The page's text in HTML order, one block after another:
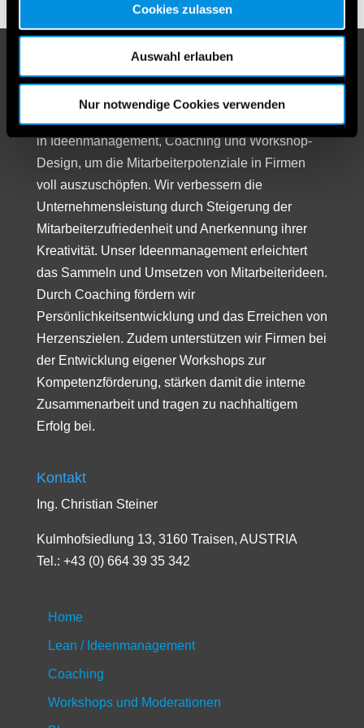
Cookies zulassen
Auswahl erlauben
Nur notwendige Cookies verwenden
IdeenTEAM GesmbH
Unser in Niederösterreich ansässiges
in Ideenmanagement, Coaching und Workshop-
Design, um die Mitarbeiterpotenziale in Firmen
voll auszuschöpfen. Wir verbessern die
Unternehmensleistung durch Steigerung der
Mitarbeiterzufriedenheit und Anerkennung ihrer
Kreativität. Unser Ideenmanagement erleichtert
das Sammeln und Umsetzen von Mitarbeiterideen.
Durch Coaching fördern wir
Persönlichkeitsentwicklung und das Erreichen von
Herzenszielen. Zudem unterstützen wir Firmen bei
der Entwicklung eigener Workshops zur
Kompetenzförderung, stärken damit die interne
Zusammenarbeit und tragen zu nachhaltigem
Erfolg bei.
Kontakt
Ing. Christian Steiner
Kulmhofsiedlung 13, 3160 Traisen, AUSTRIA
Tel.: +43 (0) 664 39 35 342
Home
Lean / Ideenmanagement
Coaching
Workshops und Moderationen